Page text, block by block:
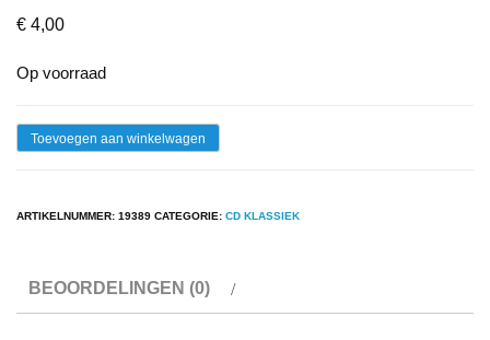
€ 4,00
Op voorraad
Cd
Mahler
Toevoegen aan winkelwagen
ARTIKELNUMMER: 19389 CATEGORIE: CD KLASSIEK
BEOORDELINGEN (0)